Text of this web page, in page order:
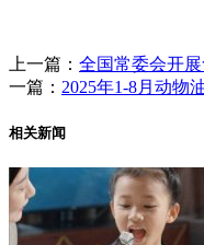
上一篇： 全国常委会开
一篇： 2025年1-8月动物
相关新闻